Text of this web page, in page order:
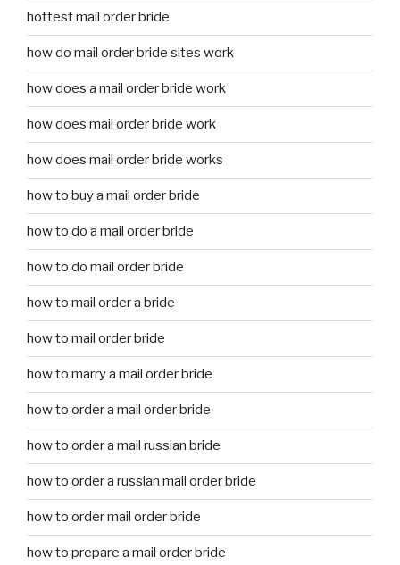
hottest mail order bride
how do mail order bride sites work
how does a mail order bride work
how does mail order bride work
how does mail order bride works
how to buy a mail order bride
how to do a mail order bride
how to do mail order bride
how to mail order a bride
how to mail order bride
how to marry a mail order bride
how to order a mail order bride
how to order a mail russian bride
how to order a russian mail order bride
how to order mail order bride
how to prepare a mail order bride